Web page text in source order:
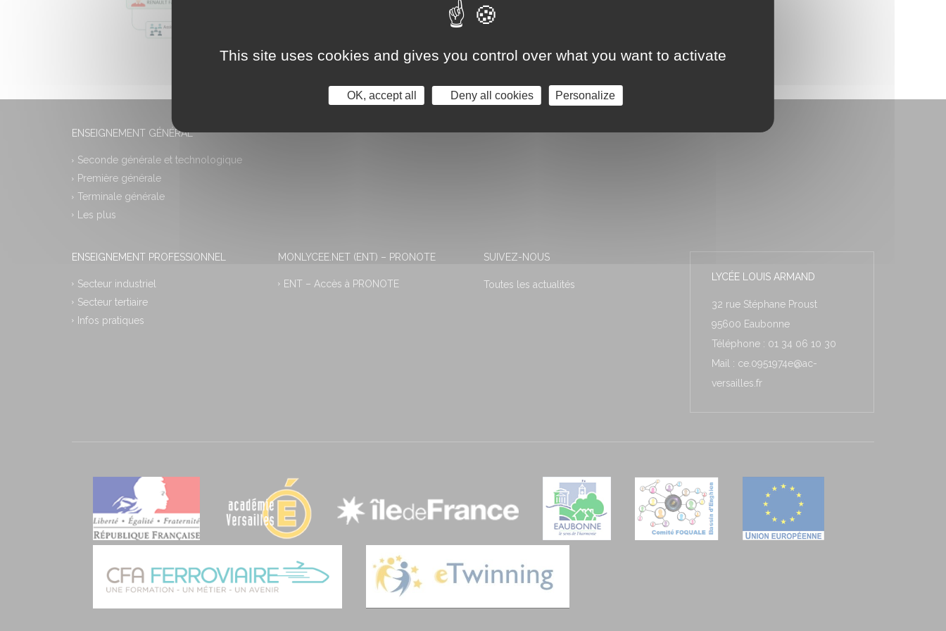
ENSEIGNEMENT GÉNÉRAL
Seconde générale et technologique
Première générale
Terminale générale
Les plus
ENSEIGNEMENT PROFESSIONNEL
Secteur industriel
Secteur tertiaire
Infos pratiques
MONLYCEE.NET (ENT) – PRONOTE
ENT – Accès à PRONOTE
SUIVEZ-NOUS
Toutes les actualités
LYCÉE LOUIS ARMAND
32 rue Stéphane Proust
95600 Eaubonne
Téléphone : 01 34 06 10 30
Mail : ce.0951974e@ac-
versailles.fr
This site uses cookies and gives you control over what you want to activate
OK, accept all Deny all cookies Personalize